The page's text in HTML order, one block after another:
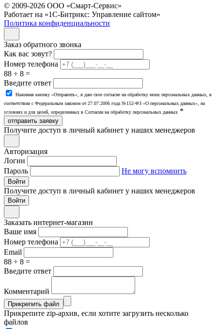
© 2009-2026 ООО «Смарт-Сервис»
Работает на «1С-Битрикс: Управление сайтом»
Политика конфиденциальности
Заказ обратного звонка
Как вас зовут?
Номер телефона
88 ÷ 8 =
Введите ответ
Нажимая кнопку «Отправить», я даю свое согласие на обработку моих персональных данных, в
соответствии с Федеральным законом от 27.07.2006 года №152-ФЗ «О персональных данных», на
условиях и для целей, определенных в Согласии на обработку персональных данных *
отправить заявку
Получите доступ в личный кабинет у наших менеджеров
Авторизация
Логин
Пароль
Не могу вспомнить
Войти
Получите доступ в личный кабинет у наших менеджеров
Заказать интернет-магазин
Ваше имя
Номер телефона
Email
88 ÷ 8 =
Введите ответ
Комментарий
Прикрепить файл
Прикрепите zip-архив, если хотите загрузить несколько
файлов